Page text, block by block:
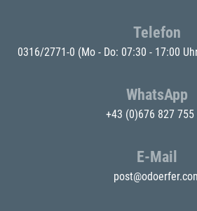
Telefon
0316/2771-0 (Mo - Do: 07:30 - 17:00
WhatsApp
+43 (0)676 827 755
E-Mail